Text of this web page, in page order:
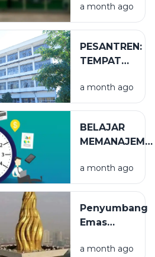
a month ago
PESANTREN:
TEMPAT
YANG TAK
TERLIHAT
a month ago
BELAJAR
a month ago
Penyumbang
Emas
Puncak
a month ago